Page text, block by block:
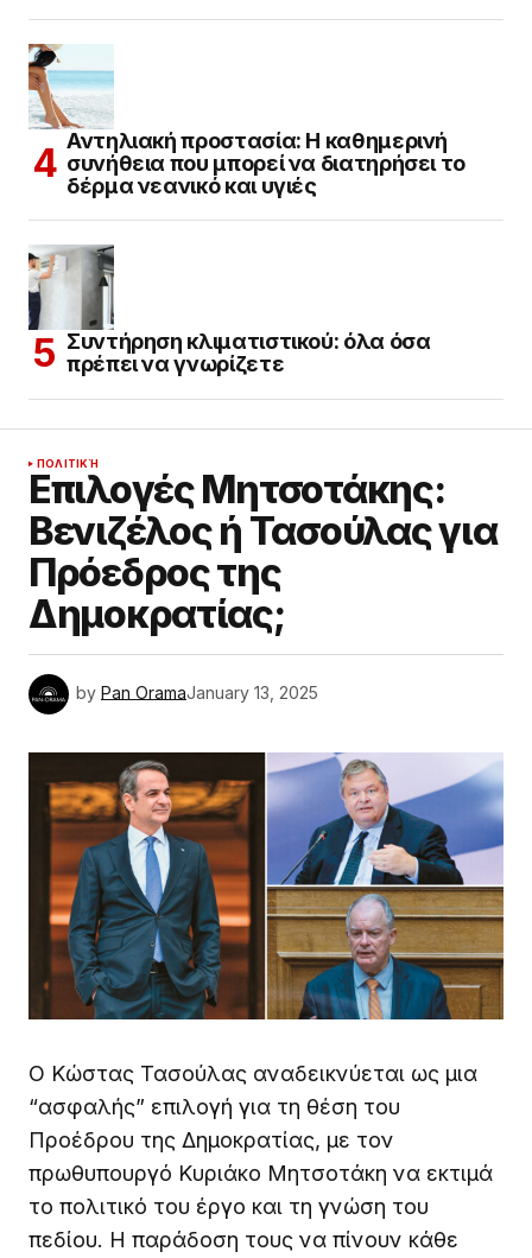
Αντηλιακή προστασία: Η καθημερινή
συνήθεια που μπορεί να διατηρήσει το
δέρμα νεανικό και υγιές
Συντήρηση κλιματιστικού: όλα όσα
πρέπει να γνωρίζετε
ΠΟΛΙΤΙΚΉ
Επιλογές Μητσοτάκης:
Βενιζέλος ή Τασούλας για
Πρόεδρος της
Δημοκρατίας;
by Pan OramaJanuary 13, 2025
Ο Κώστας Τασούλας αναδεικνύεται ως μια
“ασφαλής” επιλογή για τη θέση του
Προέδρου της Δημοκρατίας, με τον
πρωθυπουργό Κυριάκο Μητσοτάκη να εκτιμά
το πολιτικό του έργο και τη γνώση του
πεδίου. Η παράδοση τους να πίνουν κάθε